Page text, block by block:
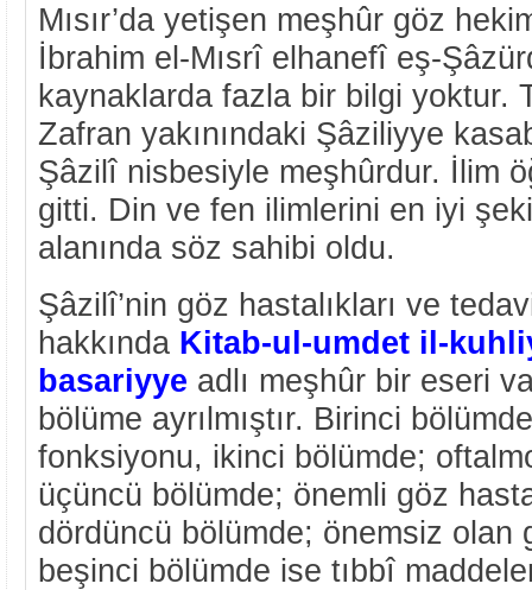
Mısır’da yetişen meşhûr göz
İbrahim el-Mısrî elhanefî eş-
kaynaklarda fazla bir bilgi yoktur.
Zafran yakınındaki Şâziliyye
Şâzilî nisbesiyle meşhûrdur. İlim
gitti. Din ve fen ilimlerini en iyi
alanında söz sahibi oldu.
Şâzilî’nin göz hastalıkları ve
hakkında Kitab-ul-umdet il-
basariyye adlı meşhûr bir eseri
bölüme ayrılmıştır. Birinci
fonksiyonu, ikinci bölümde;
üçüncü bölümde; önemli göz
dördüncü bölümde; önemsiz olan
beşinci bölümde ise tıbbî